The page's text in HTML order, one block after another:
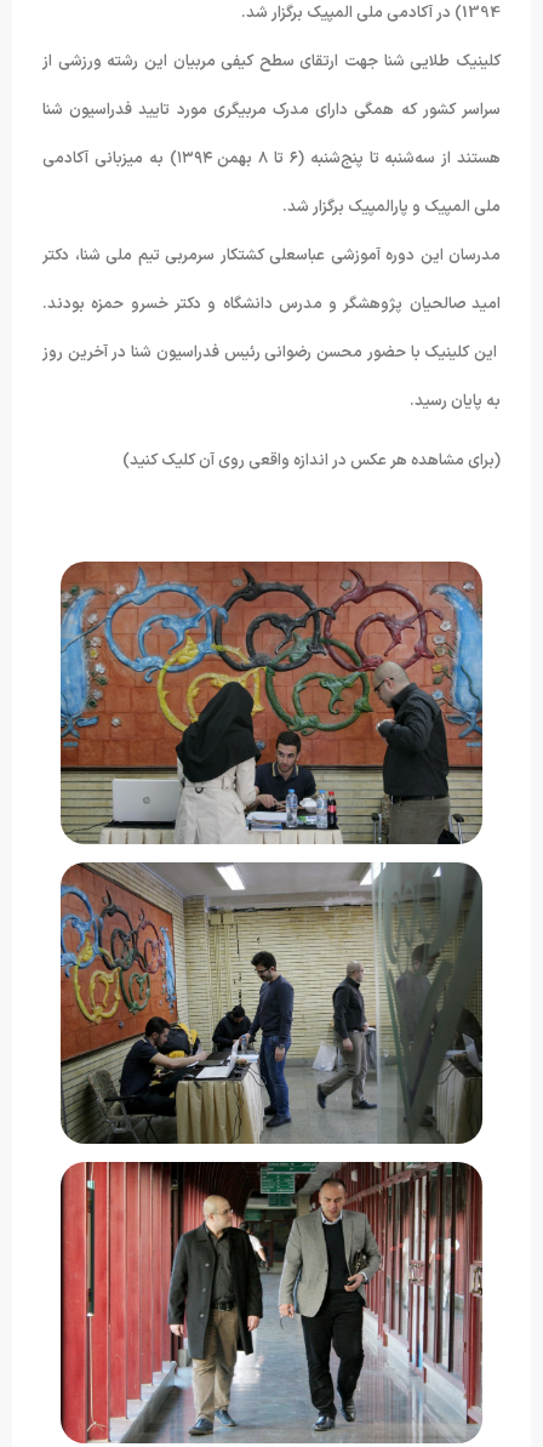
1394) در آکادمی ملی المپیک برگزار شد.
کلینیک طلایی شنا جهت ارتقای سطح کیفی مربیان این رشته ورزشی از
سراسر کشور که همگی دارای مدرک مربیگری مورد تایید فدراسیون شنا
هستند از سه‌شنبه تا پنج‌شنبه (۶ تا ۸ بهمن ۱۳۹۴) به میزبانی آکادمی
ملی المپیک و پارالمپیک برگزار شد.
مدرسان این دوره آموزشی عباسعلی کشتکار سرمربی تیم ملی شنا، دکتر
امید صالحیان پژوهشگر و مدرس دانشگاه و دکتر خسرو حمزه بودند.
این کلینیک با حضور محسن رضوانی رئیس فدراسیون شنا در آخرین روز
به پایان رسید.
(برای مشاهده هر عکس در اندازه واقعی روی آن کلیک کنید)